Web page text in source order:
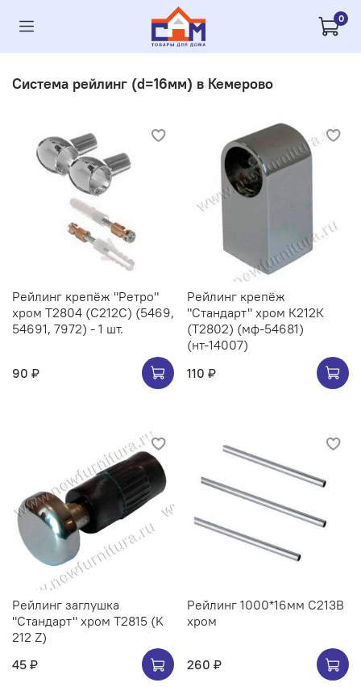
0
Система рейлинг (d=16мм) в Кемерово
Рейлинг крепёж "Ретро"
хром Т2804 (С212C) (5469,
54691, 7972) - 1 шт.
90 ₽
Рейлинг крепёж
"Стандарт" хром К212К
(Т2802) (мф-54681)
(нт-14007)
110 ₽
Рейлинг заглушка
"Стандарт" хром Т2815 (K
212 Z)
45 ₽
Рейлинг 1000*16мм C213B
хром
260 ₽